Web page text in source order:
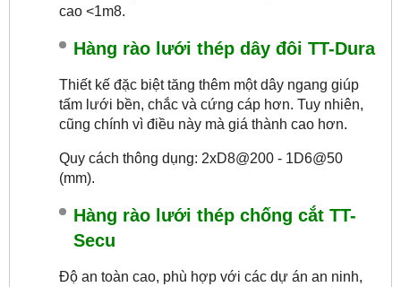
cao <1m8.
Hàng rào lưới thép dây đôi TT-Dura
Thiết kế đặc biệt tăng thêm một dây ngang giúp
tấm lưới bền, chắc và cứng cáp hơn. Tuy nhiên,
cũng chính vì điều này mà giá thành cao hơn.
Quy cách thông dụng: 2xD8@200 - 1D6@50
(mm).
Hàng rào lưới thép chống cắt TT-
Secu
Độ an toàn cao, phù hợp với các dự án an ninh,